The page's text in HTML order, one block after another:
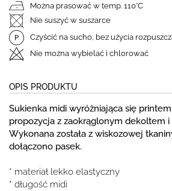
Można prasować w temp. 110°C
Nie suszyć w suszarce
Czyścić na sucho, bez użycia
Nie można wybielać i chlorować
OPIS PRODUKTU
Sukienka midi wyróżniająca się
propozycja z zaokrąglonym dekoltem
Wykonana została z wiskozowej
dołączono pasek.
* materiał lekko elastyczny
* długość midi